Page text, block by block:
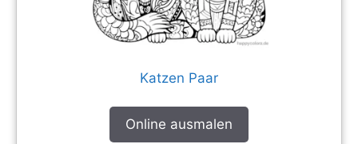
Katzen Paar
Online ausmalen